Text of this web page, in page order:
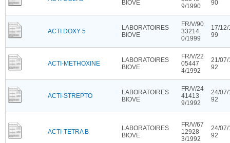
BIOVE
9/1990
90
ACTI DOXY 5
LABORATOIRES
BIOVE
FR/V/90
33214
0/1999
17/12/
99
ACTI-METHOXINE
LABORATOIRES
BIOVE
FR/V/22
05447
4/1992
21/07/
92
ACTI-STREPTO
LABORATOIRES
BIOVE
FR/V/24
41413
9/1992
24/07/
92
ACTI-TETRA B
LABORATOIRES
BIOVE
FR/V/67
12928
3/1992
24/07/
92